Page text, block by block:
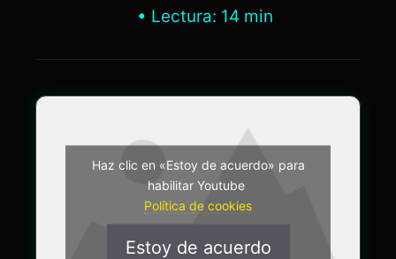
• Lectura: 14 min
Haz clic en «Estoy de acuerdo» para
habilitar Youtube
Política de cookies
Estoy de acuerdo